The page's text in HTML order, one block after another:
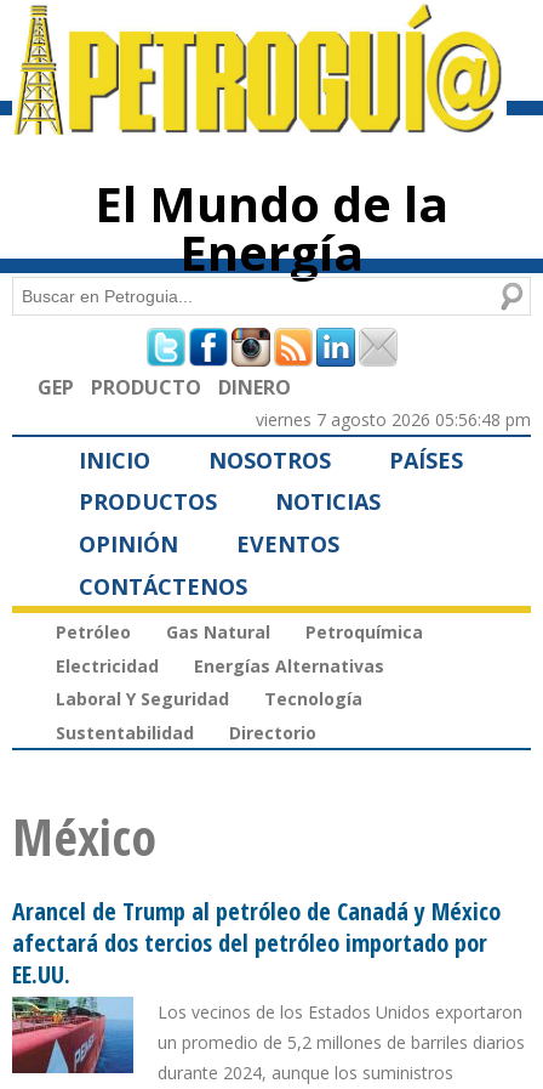
contenido
El Mundo de la
Energía
Formulario de búsqueda
Buscar
GEP PRODUCTO DINERO
viernes 7 agosto 2026 05:56:48 pm
INICIO NOSOTROS
PAÍSES
PRODUCTOS
NOTICIAS
OPINIÓN
EVENTOS
CONTÁCTENOS
Petróleo Gas Natural
Petroquímica
Electricidad
Energías Alternativas
Laboral Y Seguridad
Tecnología
Sustentabilidad
Directorio
México
Arancel de Trump al petróleo de Canadá y México
afectará dos tercios del petróleo importado por
EE.UU.
Los vecinos de los Estados Unidos exportaron
un promedio de 5,2 millones de barriles diarios
durante 2024, aunque los suministros